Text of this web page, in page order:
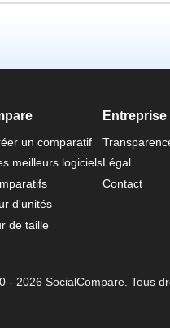
un comparatif
meilleurs logiciels
d'unités
de taille
Entreprise
Légal
Contact
- 2026 SocialCompare. Tous